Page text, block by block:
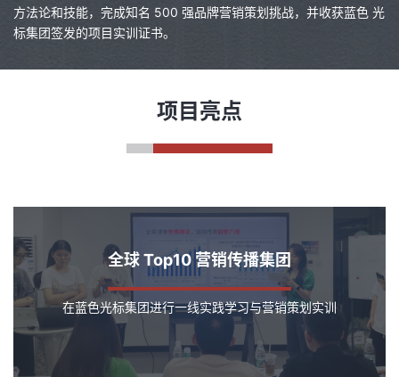
方法论和技能，完成知名 500 强品牌营销策划挑战，并收获蓝色 光
标集团签发的项目实训证书。
项目亮点
全球 Top10 营销传播集团
在蓝色光标集团进行一线实践学习与营销策划实训